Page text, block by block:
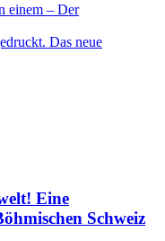
einem – Der
Das neue
Eine
Schweiz